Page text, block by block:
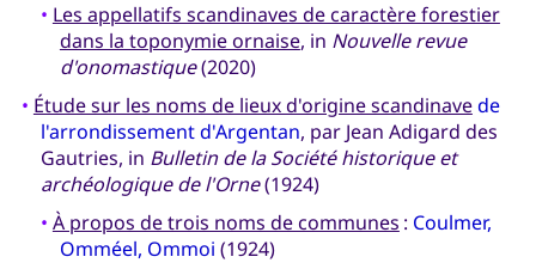
• Les appellatifs scandinaves de caractère forestier
dans la toponymie ornaise, in Nouvelle revue
d'onomastique(2020)
• Étude sur les noms de lieux d'origine scandinavede
l'arrondissement d'Argentan, par Jean Adigard des
Gautries, in Bulletin de la Société historique et
archéologique de l'Orne(1924)
• À propos de trois noms de communes : Coulmer,
Omméel, Ommoi (1924)